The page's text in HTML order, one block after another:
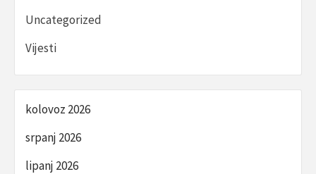
Uncategorized
Vijesti
kolovoz 2026
srpanj 2026
lipanj 2026